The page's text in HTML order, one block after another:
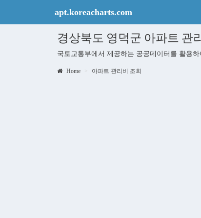
apt.koreacharts.com
경상북도 영덕군 아파트 관
국토교통부에서 제공하는 공공데이터를 활용
Home 아파트 관리비 조회